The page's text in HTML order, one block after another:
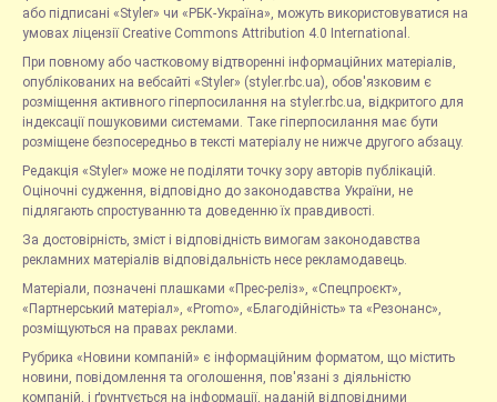
або підписані «Styler» чи «РБК-Україна», можуть використовуватися на
умовах ліцензії Creative Commons Attribution 4.0 International.
При повному або частковому відтворенні інформаційних матеріалів,
опублікованих на вебсайті «Styler» (styler.rbc.ua), обов'язковим є
розміщення активного гіперпосилання на styler.rbc.ua, відкритого для
індексації пошуковими системами. Таке гіперпосилання має бути
розміщене безпосередньо в тексті матеріалу не нижче другого абзацу.
Редакція «Styler» може не поділяти точку зору авторів публікацій.
Оціночні судження, відповідно до законодавства України, не
підлягають спростуванню та доведенню їх правдивості.
За достовірність, зміст і відповідність вимогам законодавства
рекламних матеріалів відповідальність несе рекламодавець.
Матеріали, позначені плашками «Прес-реліз», «Спецпроєкт»,
«Партнерський матеріал», «Promo», «Благодійність» та «Резонанс»,
розміщуються на правах реклами.
Рубрика «Новини компаній» є інформаційним форматом, що містить
новини, повідомлення та оголошення, пов'язані з діяльністю
компаній, і ґрунтується на інформації, наданій відповідними